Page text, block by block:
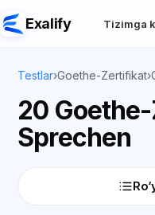
Exalify Tizimga
Testlar›Goethe-Zertifikat›
20
Sprechen